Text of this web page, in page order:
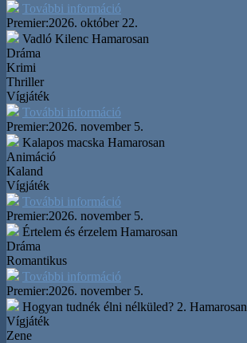
További információ
Premier:2026. október 22.
Vadló Kilenc Hamarosan
Dráma
Krimi
Thriller
Vígjáték
További információ
Premier:2026. november 5.
Kalapos macska Hamarosan
Animáció
Kaland
Vígjáték
További információ
Premier:2026. november 5.
Értelem és érzelem Hamarosan
Dráma
Romantikus
További információ
Premier:2026. november 5.
Hogyan tudnék élni nélküled? 2. Hamarosan
Vígjáték
Zene